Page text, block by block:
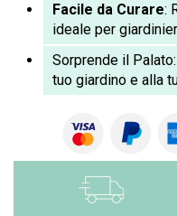
Facile da Curare:
ideale per
Sorprende il
tuo giardino e alla